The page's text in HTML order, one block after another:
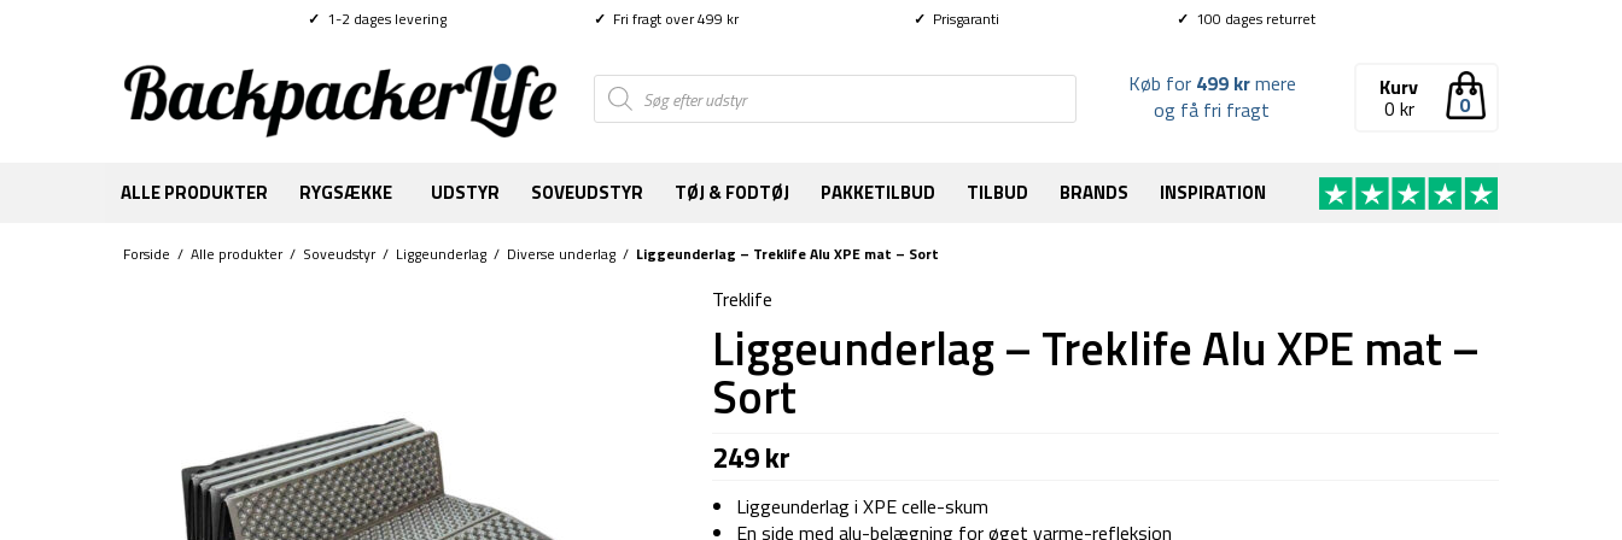
✓ 1-2 dages levering ✓ Fri fragt over 499 kr ✓ Prisgaranti ✓ 100 dages returret
Products
search 0
Kurv
0 kr
Køb for 499 krmere
og få fri fragt
ALLE PRODUKTER RYGSÆKKE UDSTYR SOVEUDSTYR TØJ & FODTØJ PAKKETILBUD TILBUD BRANDS INSPIRATION
Forside / Alle produkter/ Soveudstyr/ Liggeunderlag / Diverse underlag / Liggeunderlag – Treklife Alu XPE mat – Sort
Treklife
Liggeunderlag – Treklife Alu XPE mat –
Sort
249kr
Liggeunderlag i XPE celle-skum
En side med alu-belægning for øget varme-refleksion